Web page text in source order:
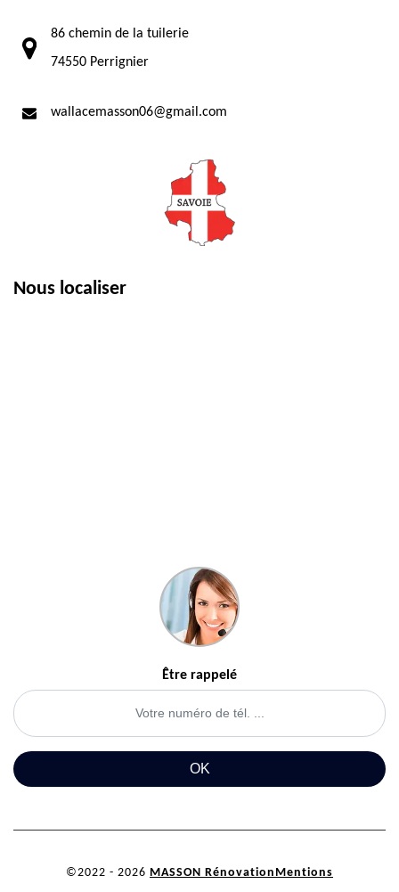
86 chemin de la tuilerie
74550 Perrignier
wallacemasson06@gmail.com
Nous localiser
Être rappelé
©2022 - 2026 MASSON Rénovation Mentions